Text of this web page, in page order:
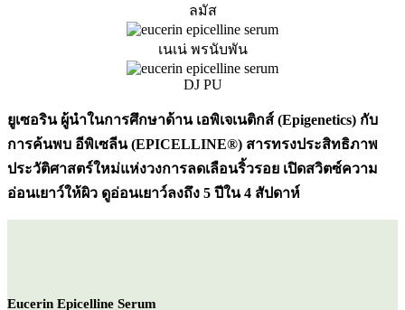
ลมัส
เนเน่ พรนับพัน
DJ PU
ยูเซอริน ผู้นำในการศึกษาด้าน เอพิเจเนติกส์ (Epigenetics) กับ
การค้นพบ อีพิเซลีน (EPICELLINE®) สารทรงประสิทธิภาพ
ประวัติศาสตร์ใหม่แห่งวงการลดเลือนริ้วรอย เปิดสวิตซ์ความ
อ่อนเยาว์ให้ผิว ดูอ่อนเยาว์ลงถึง 5 ปีใน 4 สัปดาห์
Eucerin Epicelline Serum